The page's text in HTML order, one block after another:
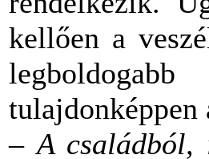
kellően a
tulajdonképpen
–A családból,